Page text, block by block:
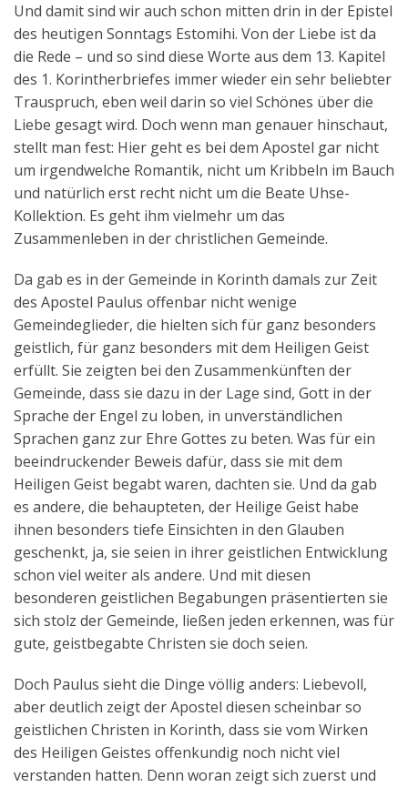
Und damit sind wir auch schon mitten drin in der Epistel
des heutigen Sonntags Estomihi. Von der Liebe ist da
die Rede – und so sind diese Worte aus dem 13. Kapitel
des 1. Korintherbriefes immer wieder ein sehr beliebter
Trauspruch, eben weil darin so viel Schönes über die
Liebe gesagt wird. Doch wenn man genauer hinschaut,
stellt man fest: Hier geht es bei dem Apostel gar nicht
um irgendwelche Romantik, nicht um Kribbeln im Bauch
und natürlich erst recht nicht um die Beate Uhse-
Kollektion. Es geht ihm vielmehr um das
Zusammenleben in der christlichen Gemeinde.
Da gab es in der Gemeinde in Korinth damals zur Zeit
des Apostel Paulus offenbar nicht wenige
Gemeindeglieder, die hielten sich für ganz besonders
geistlich, für ganz besonders mit dem Heiligen Geist
erfüllt. Sie zeigten bei den Zusammenkünften der
Gemeinde, dass sie dazu in der Lage sind, Gott in der
Sprache der Engel zu loben, in unverständlichen
Sprachen ganz zur Ehre Gottes zu beten. Was für ein
beeindruckender Beweis dafür, dass sie mit dem
Heiligen Geist begabt waren, dachten sie. Und da gab
es andere, die behaupteten, der Heilige Geist habe
ihnen besonders tiefe Einsichten in den Glauben
geschenkt, ja, sie seien in ihrer geistlichen Entwicklung
schon viel weiter als andere. Und mit diesen
besonderen geistlichen Begabungen präsentierten sie
sich stolz der Gemeinde, ließen jeden erkennen, was für
gute, geistbegabte Christen sie doch seien.
Doch Paulus sieht die Dinge völlig anders: Liebevoll,
aber deutlich zeigt der Apostel diesen scheinbar so
geistlichen Christen in Korinth, dass sie vom Wirken
des Heiligen Geistes offenkundig noch nicht viel
verstanden hatten. Denn woran zeigt sich zuerst und